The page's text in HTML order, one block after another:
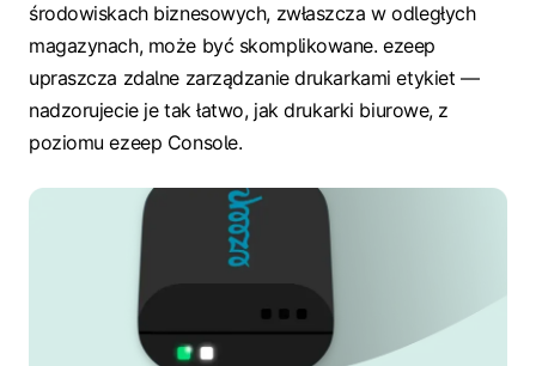
środowiskach biznesowych, zwłaszcza w odległych
magazynach, może być skomplikowane. ezeep
upraszcza zdalne zarządzanie drukarkami etykiet —
nadzorujecie je tak łatwo, jak drukarki biurowe, z
poziomu ezeep Console.